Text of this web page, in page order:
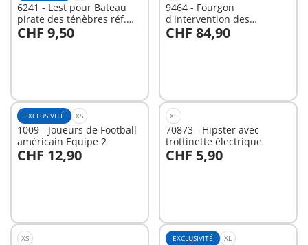
6241 - Lest pour Bateau
pirate des ténèbres réf.
6678
CHF 9,50
9464 - Fourgon
d'intervention des
pompiers
CHF 84,90
EXCLUSIVITÉ XS
1009 - Joueurs de Football
américain Equipe 2
CHF 12,90
XS
70873 - Hipster avec
trottinette électrique
CHF 5,90
XS EXCLUSIVITÉ XL